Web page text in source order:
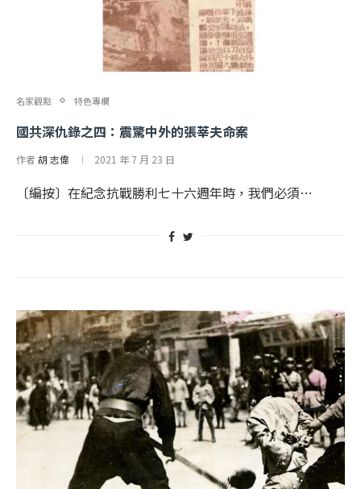
名家觀點 特色專欄
國共深仇錄之四：震驚中外的張莘夫命案
作者胡 志偉 2021 年 7 月 23 日
〔編按〕在紀念抗戰勝利七十六週年時，我們必須…